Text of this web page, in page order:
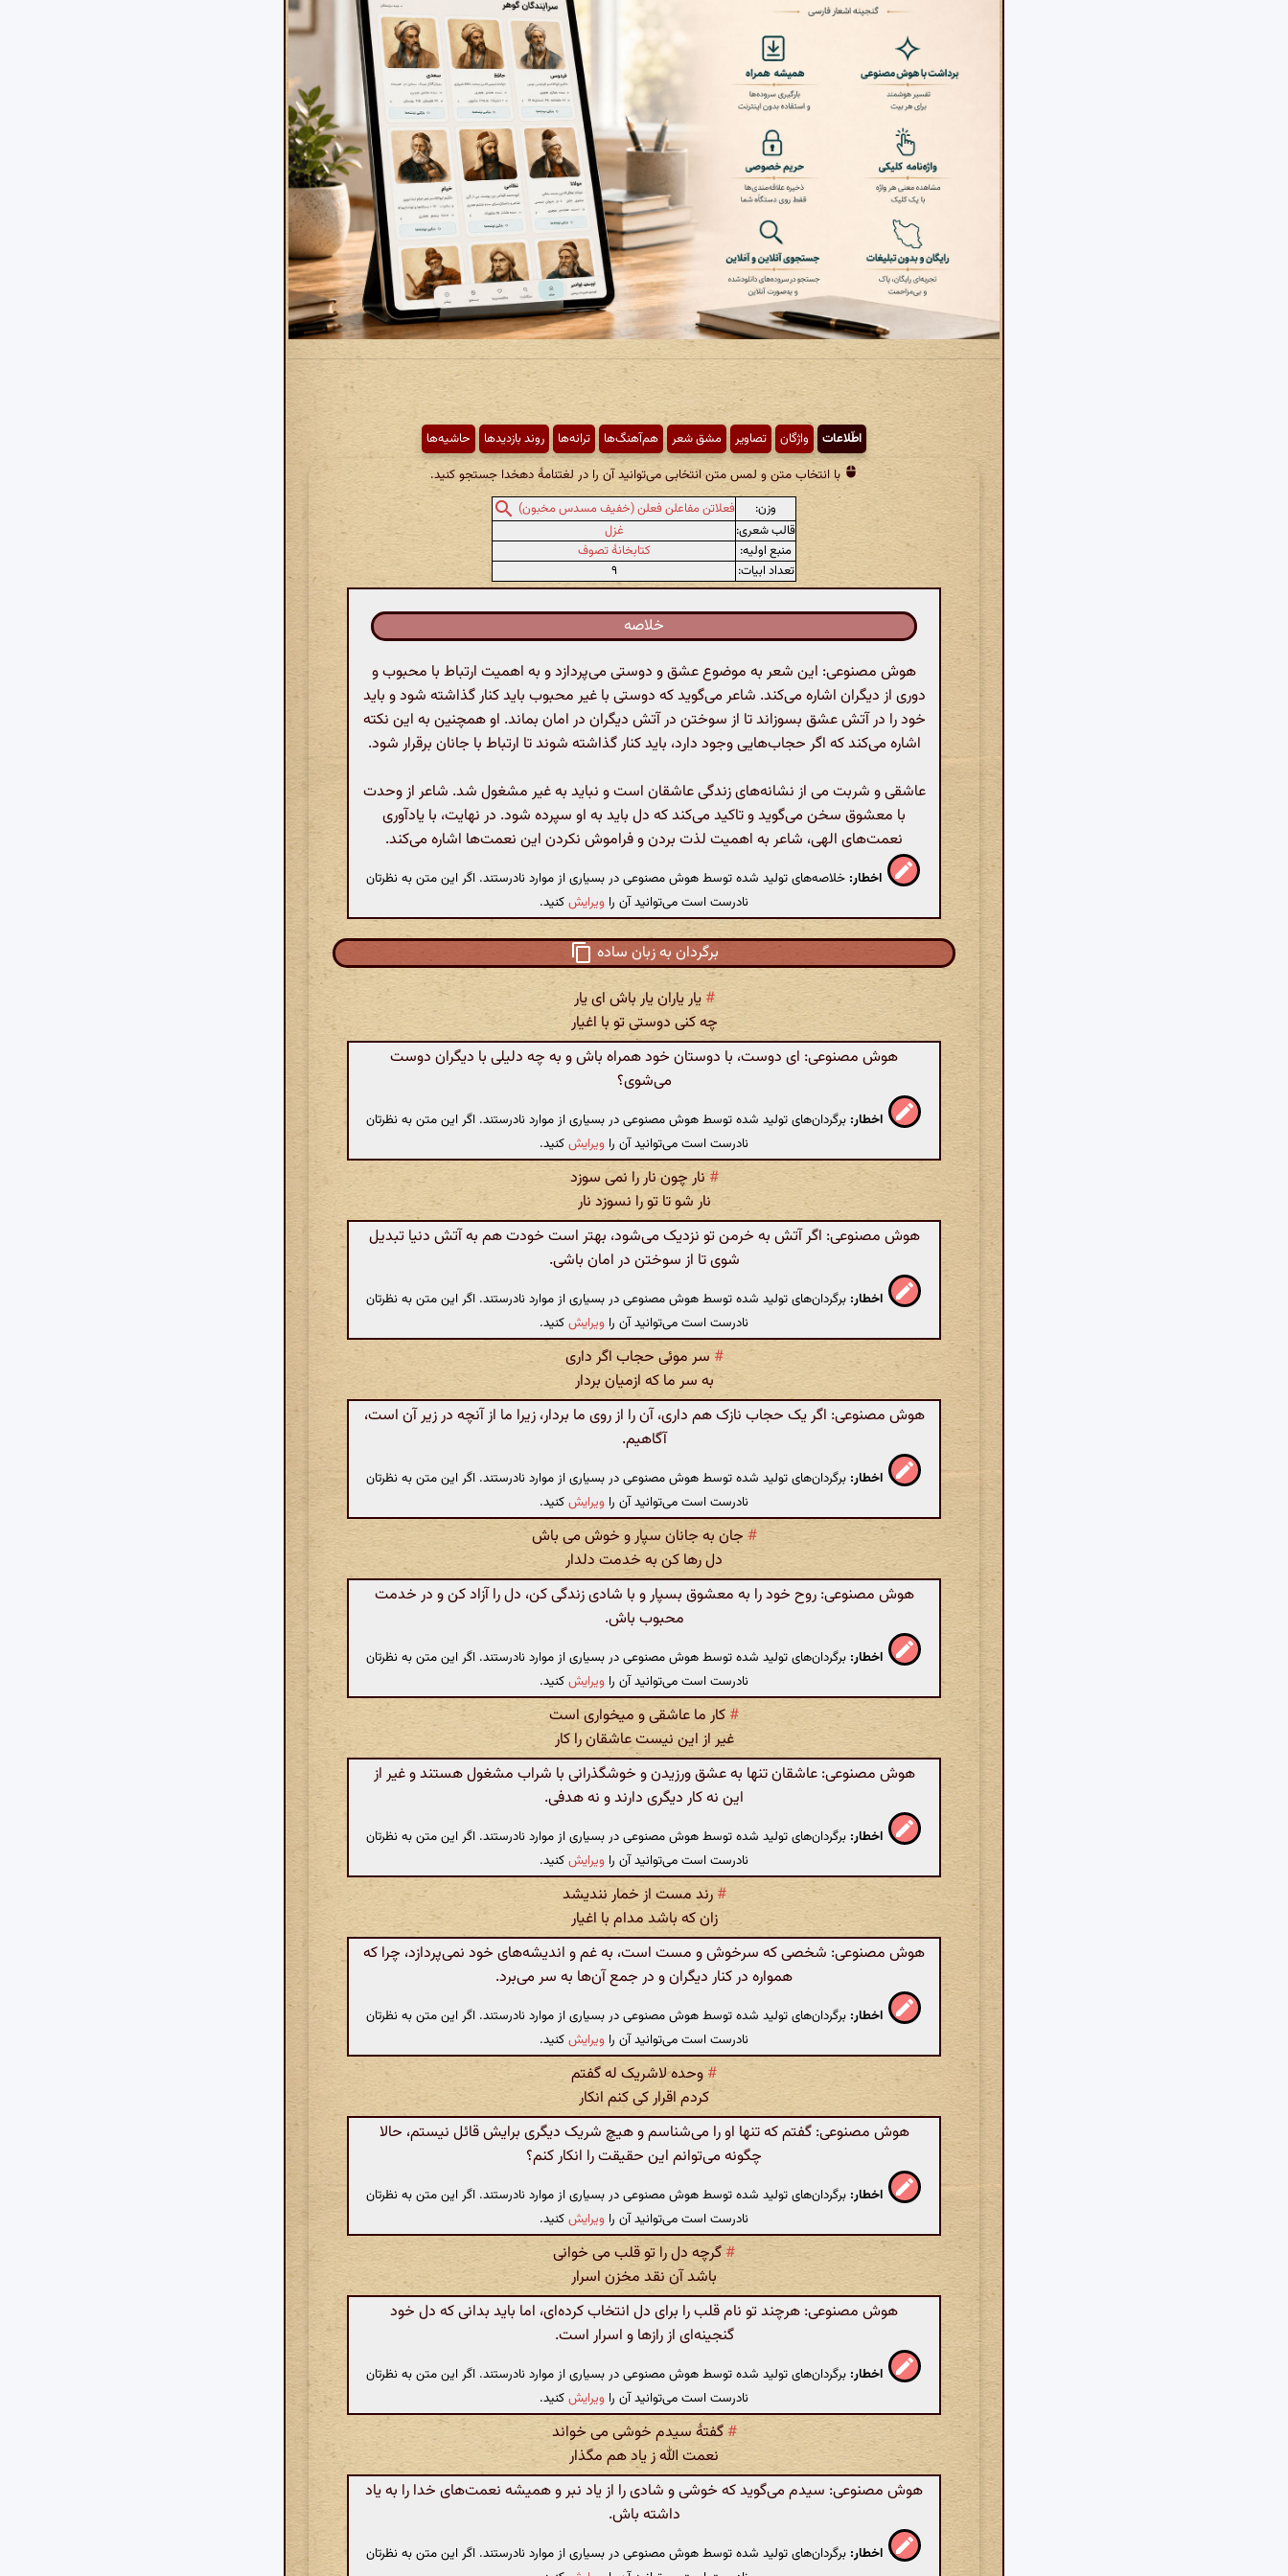
اطّلاعات واژگان تصاویر مشق شعر هم‌آهنگ‌ها ترانه‌ها روند بازدیدها حاشیه‌ها
با انتخاب متن و لمس متن انتخابی می‌توانید آن را در لغتنامهٔ دهخدا جستجو کنید.
وزن:
فعلاتن مفاعلن فعلن (خفیف مسدس مخبون)
قالب شعری:
غزل
منبع اولیه:
کتابخانهٔ تصوف
تعداد ابیات:
۹
خلاصه
هوش مصنوعی: این شعر به موضوع عشق و دوستی می‌پردازد و به اهمیت ارتباط با محبوب و
دوری از دیگران اشاره می‌کند. شاعر می‌گوید که دوستی با غیر محبوب باید کنار گذاشته شود و باید
خود را در آتش عشق بسوزاند تا از سوختن در آتش دیگران در امان بماند. او همچنین به این نکته
اشاره می‌کند که اگر حجاب‌هایی وجود دارد، باید کنار گذاشته شوند تا ارتباط با جانان برقرار شود.
عاشقی و شربت می از نشانه‌های زندگی عاشقان است و نباید به غیر مشغول شد. شاعر از وحدت
با معشوق سخن می‌گوید و تاکید می‌کند که دل باید به او سپرده شود. در نهایت، با یادآوری
نعمت‌های الهی، شاعر به اهمیت لذت بردن و فراموش نکردن این نعمت‌ها اشاره می‌کند.
اخطار: خلاصه‌های تولید شده توسط هوش مصنوعی در بسیاری از موارد نادرستند. اگر این متن به نظرتان
نادرست است می‌توانید آن را ویرایشکنید.
برگردان به زبان ساده
# یار یاران یار باش ای یار
چه کنی دوستی تو با اغیار
هوش مصنوعی: ای دوست، با دوستان خود همراه باش و به چه دلیلی با دیگران دوست
می‌شوی؟
اخطار: برگردان‌های تولید شده توسط هوش مصنوعی در بسیاری از موارد نادرستند. اگر این متن به نظرتان
نادرست است می‌توانید آن را ویرایشکنید.
#نار چون نار را نمی سوزد
نار شو تا تو را نسوزد نار
هوش مصنوعی: اگر آتش به خرمن تو نزدیک می‌شود، بهتر است خودت هم به آتش دنیا تبدیل
شوی تا از سوختن در امان باشی.
اخطار: برگردان‌های تولید شده توسط هوش مصنوعی در بسیاری از موارد نادرستند. اگر این متن به نظرتان
نادرست است می‌توانید آن را ویرایشکنید.
# سر موئی حجاب اگر داری
به سر ما که ازمیان بردار
هوش مصنوعی: اگر یک حجاب نازک هم داری، آن را از روی ما بردار، زیرا ما از آنچه در زیر آن است،
آگاهیم.
اخطار: برگردان‌های تولید شده توسط هوش مصنوعی در بسیاری از موارد نادرستند. اگر این متن به نظرتان
نادرست است می‌توانید آن را ویرایشکنید.
# جان به جانان سپار و خوش می باش
دل رها کن به خدمت دلدار
هوش مصنوعی: روح خود را به معشوق بسپار و با شادی زندگی کن، دل را آزاد کن و در خدمت
محبوب باش.
اخطار: برگردان‌های تولید شده توسط هوش مصنوعی در بسیاری از موارد نادرستند. اگر این متن به نظرتان
نادرست است می‌توانید آن را ویرایشکنید.
# کار ما عاشقی و میخواری است
غیر از این نیست عاشقان را کار
هوش مصنوعی: عاشقان تنها به عشق ورزیدن و خوشگذرانی با شراب مشغول هستند و غیر از
این نه کار دیگری دارند و نه هدفی.
اخطار: برگردان‌های تولید شده توسط هوش مصنوعی در بسیاری از موارد نادرستند. اگر این متن به نظرتان
نادرست است می‌توانید آن را ویرایشکنید.
# رند مست از خمار نندیشد
زان که باشد مدام با اغیار
هوش مصنوعی: شخصی که سرخوش و مست است، به غم و اندیشه‌های خود نمی‌پردازد، چرا که
همواره در کنار دیگران و در جمع آن‌ها به سر می‌برد.
اخطار: برگردان‌های تولید شده توسط هوش مصنوعی در بسیاری از موارد نادرستند. اگر این متن به نظرتان
نادرست است می‌توانید آن را ویرایشکنید.
#وحده لاشریک له گفتم
کردم اقرار کی کنم انکار
هوش مصنوعی: گفتم که تنها او را می‌شناسم و هیچ شریک دیگری برایش قائل نیستم، حالا
چگونه می‌توانم این حقیقت را انکار کنم؟
اخطار: برگردان‌های تولید شده توسط هوش مصنوعی در بسیاری از موارد نادرستند. اگر این متن به نظرتان
نادرست است می‌توانید آن را ویرایشکنید.
#گرچه دل را تو قلب می خوانی
باشد آن نقد مخزن اسرار
هوش مصنوعی: هرچند تو نام قلب را برای دل انتخاب کرده‌ای، اما باید بدانی که دل خود
گنجینه‌ای از رازها و اسرار است.
اخطار: برگردان‌های تولید شده توسط هوش مصنوعی در بسیاری از موارد نادرستند. اگر این متن به نظرتان
نادرست است می‌توانید آن را ویرایشکنید.
# گفتهٔ سیدم خوشی می خواند
نعمت الله ز یاد هم مگذار
هوش مصنوعی: سیدم می‌گوید که خوشی و شادی را از یاد نبر و همیشه نعمت‌های خدا را به یاد
داشته باش.
اخطار: برگردان‌های تولید شده توسط هوش مصنوعی در بسیاری از موارد نادرستند. اگر این متن به نظرتان